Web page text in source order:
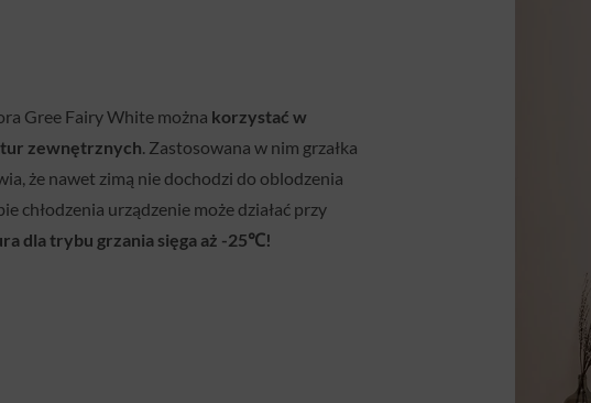
Gree Fairy White można korzystać w
zewnętrznych. Zastosowana w nim grzałka
że nawet zimą nie dochodzi do oblodzenia
chłodzenia urządzenie może działać przy
dla trybu grzania sięga aż -25℃!